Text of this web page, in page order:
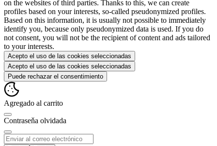
on the websites of third parties. Thanks to this, we can create
profiles based on your interests, so-called pseudonymized profiles.
Based on this information, it is usually not possible to immediately
identify you, because only pseudonymized data is used. If you do
not consent, you will not be the recipient of content and ads tailored
to your interests.
Acepto el uso de las cookies seleccionadas
Acepto el uso de las cookies seleccionadas
Puede rechazar el consentimiento
Agregado al carrito
Contraseňa olvidada